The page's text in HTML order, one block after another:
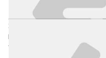
27. 11. 2010
PROFESIONÁLNÍ ZÁPAS MMA
Výsledek:
Submission